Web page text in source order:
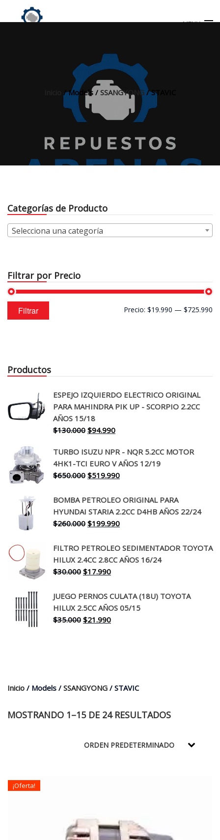
MENU
/ Models / SSANGYONG / STAVIC
Categorías de Producto
Selecciona una categoría
Filtrar por Precio
Precio
mínimo
Precio
máximo
Filtrar Precio: $19.990 — $725.990
Productos
ESPEJO IZQUIERDO ELECTRICO ORIGINAL
PARA MAHINDRA PIK UP - SCORPIO 2.2CC
AÑOS 15/18
$130.000 El
original
era:
$130.000.
$94.990El
actual
es:
$94.990.
TURBO ISUZU NPR - NQR 5.2CC MOTOR
4HK1-TCI EURO V AÑOS 12/19
$650.000 El
original
era:
$650.000.
$519.990El
actual
es:
$519.990.
BOMBA PETROLEO ORIGINAL PARA
HYUNDAI STARIA 2.2CC D4HB AÑOS 22/24
$260.000 El
original
era:
$260.000.
$199.990El
actual
es:
FILTRO PETROLEO SEDIMENTADOR TOYOTA
HILUX 2.4CC 2.8CC AÑOS 16/24
$30.000 El
original
era:
$30.000.
$17.990El
actual
es:
$17.990.
JUEGO PERNOS CULATA (18U) TOYOTA
HILUX 2.5CC AÑOS 05/15
$35.000 El
$21.990El
Inicio / Models / SSANGYONG / STAVIC
MOSTRANDO 1–15 DE 24 RESULTADOS
¡Oferta!